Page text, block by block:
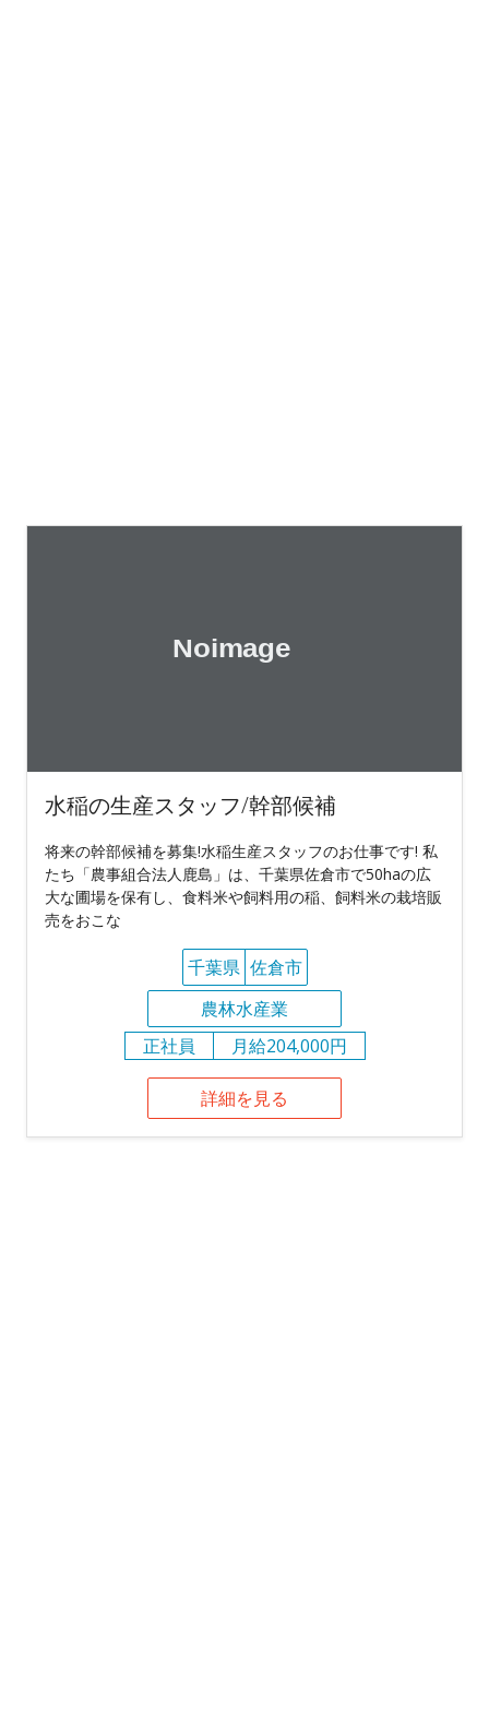
水稲の生産スタッフ/幹部候補
将来の幹部候補を募集!水稲生産スタッフのお仕事です! 私
たち「農事組合法人鹿島」は、千葉県佐倉市で50haの広
大な圃場を保有し、食料米や飼料用の稲、飼料米の栽培販
売をおこな
千葉県 佐倉市
農林水産業
正社員
月給204,000円
詳細を見る